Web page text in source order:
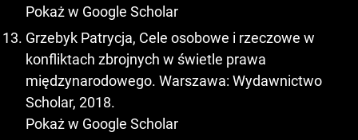
Pokaż w Google Scholar
Grzebyk Patrycja, Cele osobowe i rzeczowe w
konfliktach zbrojnych w świetle prawa
międzynarodowego. Warszawa: Wydawnictwo
Scholar, 2018.
Pokaż w Google Scholar